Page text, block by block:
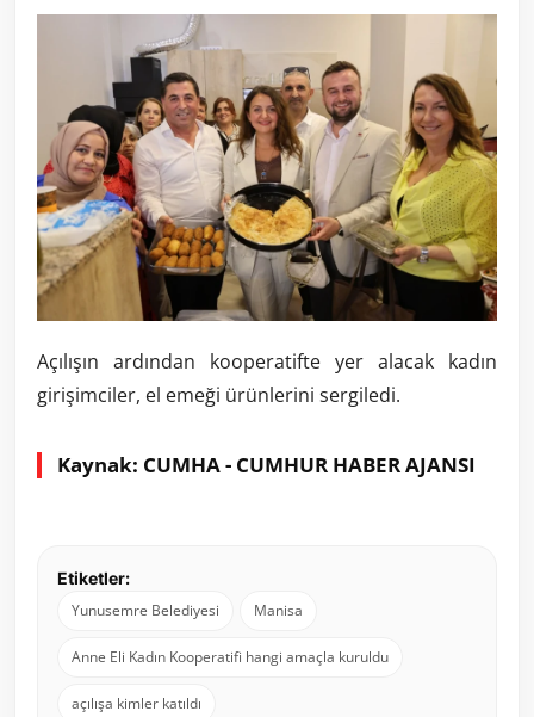
Açılışın ardından kooperatifte yer alacak kadın
girişimciler, el emeği ürünlerini sergiledi.
Kaynak: CUMHA - CUMHUR HABER AJANSI
Etiketler:
Yunusemre Belediyesi
Manisa
Anne Eli Kadın Kooperatifi hangi amaçla kuruldu
açılışa kimler katıldı